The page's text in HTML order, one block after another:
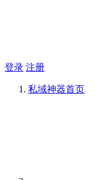
登录 注册
私域神器首页